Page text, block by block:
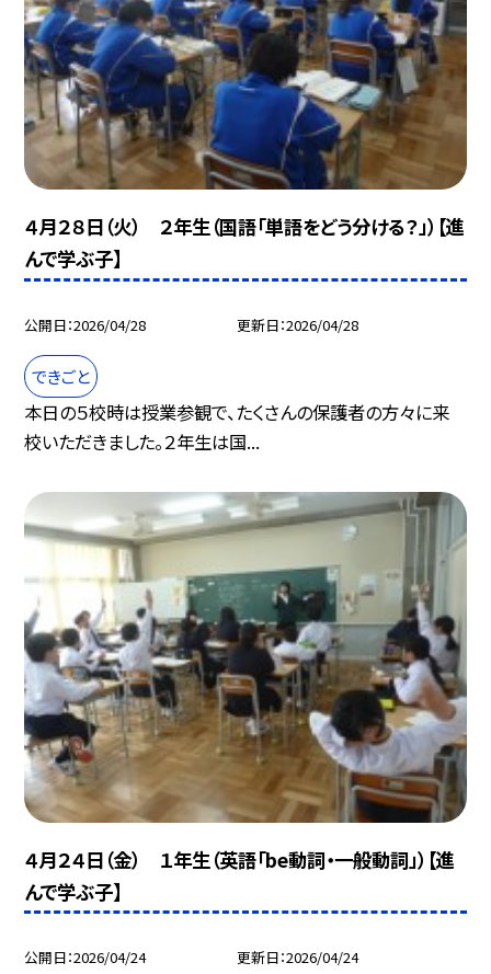
４月２８日（火） ２年生（国語「単語をどう分ける？」）【進
んで学ぶ子】
公開日 2026/04/28 更新日 2026/04/28
できごと
本日の５校時は授業参観で、たくさんの保護者の方々に来
校いただきました。２年生は国...
４月２４日（金） １年生（英語「be動詞・一般動詞」）【進
んで学ぶ子】
公開日 2026/04/24 更新日 2026/04/24